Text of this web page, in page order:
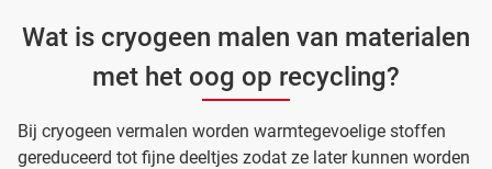
Wat is cryogeen malen van materialen
met het oog op recycling?
Bij cryogeen vermalen worden warmtegevoelige stoffen
gereduceerd tot fijne deeltjes zodat ze later kunnen worden